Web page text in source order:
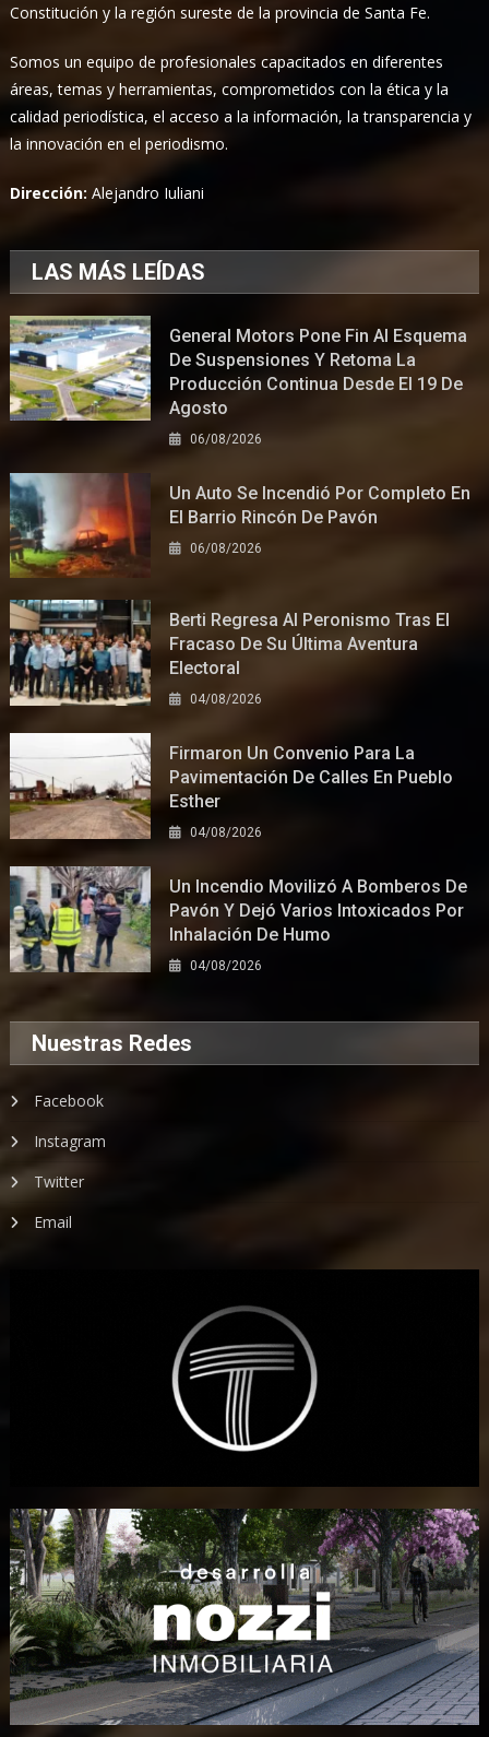
Constitución y la región sureste de la provincia de Santa Fe.
Somos un equipo de profesionales capacitados en diferentes
áreas, temas y herramientas, comprometidos con la ética y la
calidad periodística, el acceso a la información, la transparencia y
la innovación en el periodismo.
Dirección:Alejandro Iuliani
LAS MÁS LEÍDAS
General Motors Pone Fin Al Esquema
De Suspensiones Y Retoma La
Producción Continua Desde El 19 De
Agosto
06/08/2026
Un Auto Se Incendió Por Completo En
El Barrio Rincón De Pavón
06/08/2026
Berti Regresa Al Peronismo Tras El
Fracaso De Su Última Aventura
Electoral
04/08/2026
Firmaron Un Convenio Para La
Pavimentación De Calles En Pueblo
Esther
04/08/2026
Un Incendio Movilizó A Bomberos De
Pavón Y Dejó Varios Intoxicados Por
Inhalación De Humo
04/08/2026
Nuestras Redes
Facebook
Instagram
Twitter
Email